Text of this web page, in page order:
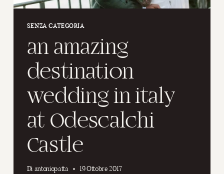
SENZA CATEGORIA
an amazing
destination
wedding in italy
at Odescalchi
Castle
Di antoniopatta 19 Ottobre 2017